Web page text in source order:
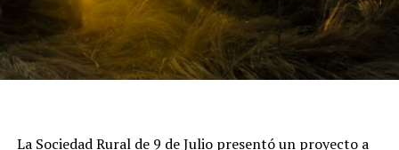
También la venta de tierras a extranjeros se flexibiliza
en parte; por ahí, no todo lo que hubiésemos querido,
como manda nuestra constitución, pero ya es un paso
hacia adelante.”
La Sociedad Rural de 9 de Julio presentó un proyecto a